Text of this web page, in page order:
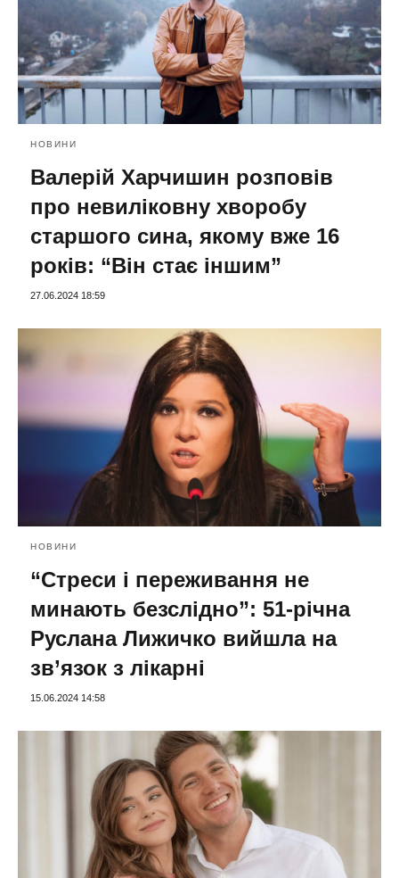
НОВИНИ
Валерій Харчишин розповів
про невиліковну хворобу
старшого сина, якому вже 16
років: “Він стає іншим”
27.06.2024 18:59
НОВИНИ
“Стреси і переживання не
минають безслідно”: 51-річна
Руслана Лижичко вийшла на
зв’язок з лікарні
15.06.2024 14:58